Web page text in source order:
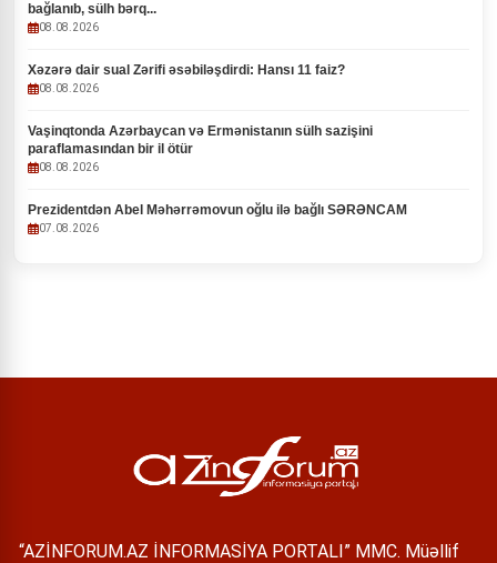
bağlanıb, sülh bərq...
08.08.2026
Xəzərə dair sual Zərifi əsəbiləşdirdi: Hansı 11 faiz?
08.08.2026
Vaşinqtonda Azərbaycan və Ermənistanın sülh sazişini
paraflamasından bir il ötür
08.08.2026
Prezidentdən Abel Məhərrəmovun oğlu ilə bağlı SƏRƏNCAM
07.08.2026
“AZİNFORUM.AZ İNFORMASİYA PORTALI” MMC. Müəllif